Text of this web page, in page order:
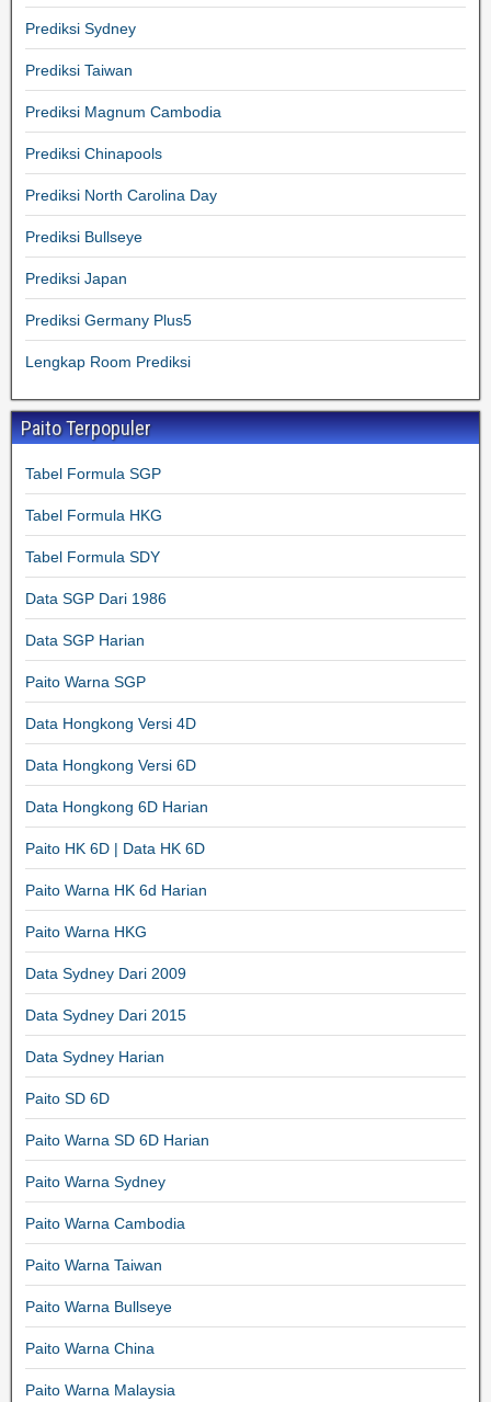
Prediksi Sydney
Prediksi Taiwan
Prediksi Magnum Cambodia
Prediksi Chinapools
Prediksi North Carolina Day
Prediksi Bullseye
Prediksi Japan
Prediksi Germany Plus5
Lengkap Room Prediksi
Paito Terpopuler
Tabel Formula SGP
Tabel Formula HKG
Tabel Formula SDY
Data SGP Dari 1986
Data SGP Harian
Paito Warna SGP
Data Hongkong Versi 4D
Data Hongkong Versi 6D
Data Hongkong 6D Harian
Paito HK 6D | Data HK 6D
Paito Warna HK 6d Harian
Paito Warna HKG
Data Sydney Dari 2009
Data Sydney Dari 2015
Data Sydney Harian
Paito SD 6D
Paito Warna SD 6D Harian
Paito Warna Sydney
Paito Warna Cambodia
Paito Warna Taiwan
Paito Warna Bullseye
Paito Warna China
Paito Warna Malaysia